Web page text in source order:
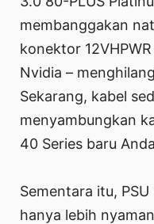
membanggakan
konektor
Nvidia –
Sekarang, kabel
menyambungkan
40 Series baru
Sementara itu, PSU
hanya lebih